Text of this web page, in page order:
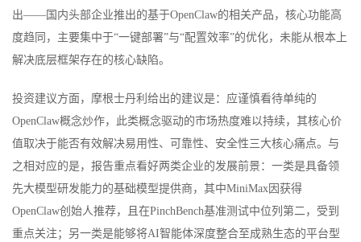
出——国内头部企业推出的基于OpenClaw的相关产品，核心功能高
度趋同，主要集中于“一键部署”与“配置效率”的优化，未能从根本上
解决底层框架存在的核心缺陷。
投资建议方面，摩根士丹利给出的建议是：应谨慎看待单纯的
OpenClaw概念炒作，此类概念驱动的市场热度难以持续，其核心价
值取决于能否有效解决易用性、可靠性、安全性三大核心痛点。与
之相对应的是，报告重点看好两类企业的发展前景：一类是具备领
先大模型研发能力的基础模型提供商，其中MiniMax因获得
OpenClaw创始人推荐，且在PinchBench基准测试中位列第二，受到
重点关注；另一类是能够将AI智能体深度整合至成熟生态的平台型